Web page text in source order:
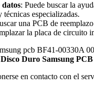
: Puede buscar la
especializadas.
una PCB de
la placa de circuito
Duro Samsung
en contacto con el